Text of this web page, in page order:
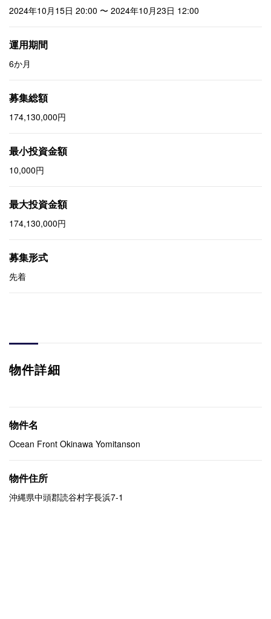
2024年10月15日 20:00 〜 2024年10月23日 12:00
運用期間
6か月
募集総額
174,130,000円
最小投資金額
10,000円
最大投資金額
174,130,000円
募集形式
先着
物件詳細
物件名
Ocean Front Okinawa Yomitanson
物件住所
沖縄県中頭郡読谷村字長浜7-1